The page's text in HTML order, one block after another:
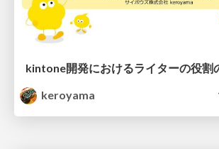
keroyama